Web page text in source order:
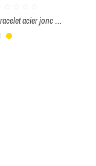
Bracelet acier jonc pierre malachite
Blanc
Or